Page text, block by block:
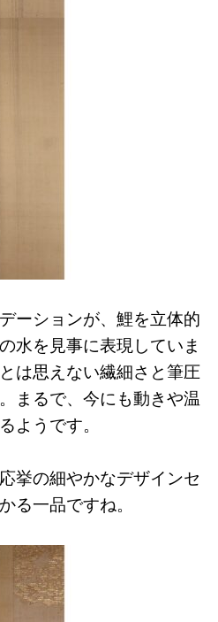
ーションが、鯉を立体的
水を見事に表現していま
は思えない繊細さと筆圧
まるで、今にも動きや温
ようです。
挙の細やかなデザインセ
る一品ですね。